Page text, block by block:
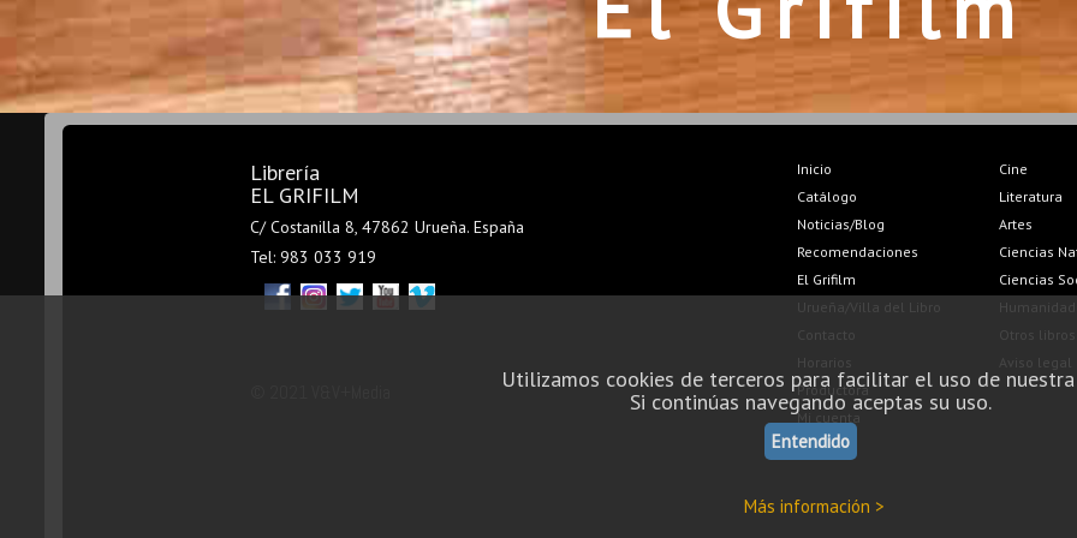
Utilizamos cookies de terceros para facilitar el uso de nuestra
Si continúas navegando aceptas su uso.
Entendido
Más información >
Librería
EL GRIFILM
C/ Costanilla 8, 47862 Urueña. España
Tel: 983 033 919
Inicio
Catálogo
Noticias/Blog
Recomendaciones
El Grifilm
Urueña/Villa del Libro
Contacto
Horarios
Productora
Mi cuenta
Cine
Literatura
Artes
Ciencias
Ciencias
Otros libros
Aviso legal